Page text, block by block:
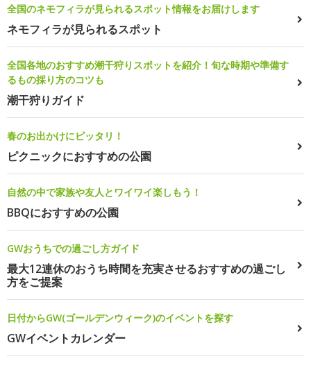
全国のネモフィラが見られるスポット情報をお届けします
ネモフィラが見られるスポット
全国各地のおすすめ潮干狩りスポットを紹介！旬な時期や準備す
るもの採り方のコツも
潮干狩りガイド
春のお出かけにピッタリ！
ピクニックにおすすめの公園
自然の中で家族や友人とワイワイ楽しもう！
BBQにおすすめの公園
GWおうちでの過ごし方ガイド
最大12連休のおうち時間を充実させるおすすめの過ごし
方をご提案
日付からGW(ゴールデンウィーク)のイベントを探す
GWイベントカレンダー